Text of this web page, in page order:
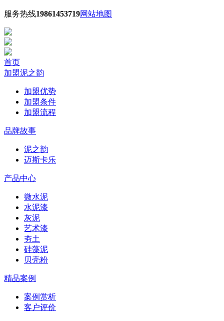
服务热线19861453719网站地图
首页
加盟泥之韵
加盟优势
加盟条件
加盟流程
品牌故事
泥之韵
迈斯卡乐
产品中心
微水泥
水泥漆
灰泥
艺术漆
夯土
硅藻泥
贝壳粉
精品案例
案例赏析
客户评价